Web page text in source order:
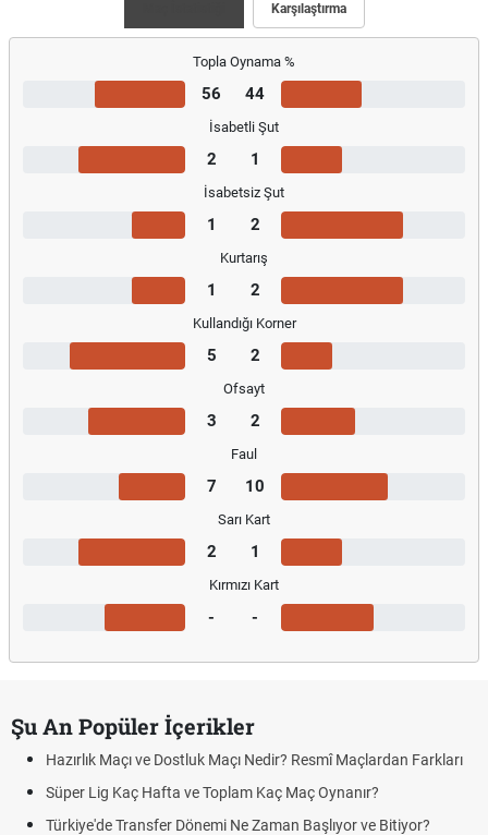
Karşılaştırma
Topla Oynama %
56 44
İsabetli Şut
2 1
İsabetsiz Şut
1 2
Kurtarış
1 2
Kullandığı Korner
5 2
Ofsayt
3 2
Faul
7 10
Sarı Kart
2 1
Kırmızı Kart
- -
Şu An Popüler İçerikler
Hazırlık Maçı ve Dostluk Maçı Nedir? Resmî Maçlardan Farkları
Süper Lig Kaç Hafta ve Toplam Kaç Maç Oynanır?
Türkiye'de Transfer Dönemi Ne Zaman Başlıyor ve Bitiyor?